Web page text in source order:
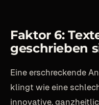
Faktor 6:
geschrieben
Eine erschreckende
klingt wie eine
innovative,